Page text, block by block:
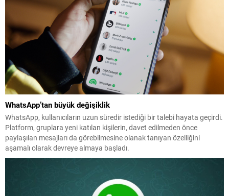
WhatsApp’tan büyük değişiklik
WhatsApp, kullanıcıların uzun süredir istediği bir talebi hayata geçirdi.
Platform, gruplara yeni katılan kişilerin, davet edilmeden önce
paylaşılan mesajları da görebilmesine olanak tanıyan özelliğini
aşamalı olarak devreye almaya başladı.